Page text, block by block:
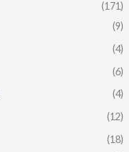
(171)
(9)
(4)
(6)
(4)
(12)
(18)